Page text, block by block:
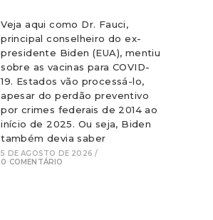
Veja aqui como Dr. Fauci,
principal conselheiro do ex-
presidente Biden (EUA), mentiu
sobre as vacinas para COVID-
19. Estados vão processá-lo,
apesar do perdão preventivo
por crimes federais de 2014 ao
início de 2025. Ou seja, Biden
também devia saber
5 DE AGOSTO DE 2026 /
0 COMENTÁRIO